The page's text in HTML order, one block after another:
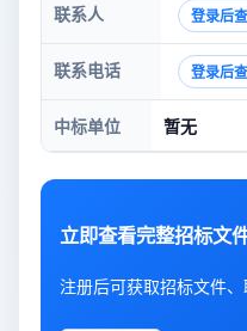
联系人 登录后
联系电话 登录后
中标单位 暂无
立即查看完整招标文
注册后可获取招标文件